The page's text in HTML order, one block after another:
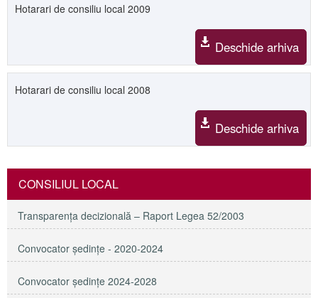
Hotarari de consiliu local 2009
Deschide arhiva
Hotarari de consiliu local 2008
Deschide arhiva
CONSILIUL LOCAL
Transparenţa decizională – Raport Legea 52/2003
Convocator ședințe - 2020-2024
Convocator ședințe 2024-2028